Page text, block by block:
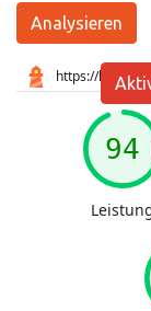
Analysieren